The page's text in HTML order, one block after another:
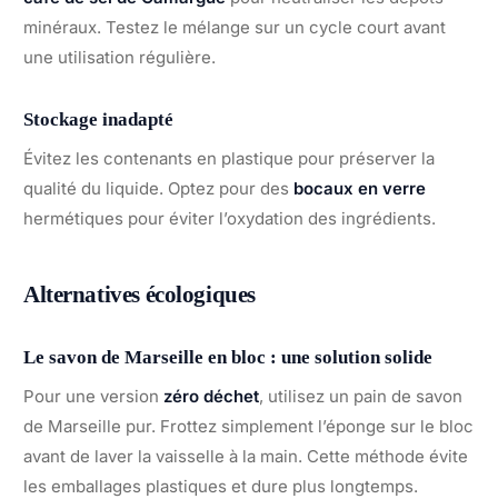
minéraux. Testez le mélange sur un cycle court avant
une utilisation régulière.
Stockage inadapté
Évitez les contenants en plastique pour préserver la
qualité du liquide. Optez pour des bocaux en verre
hermétiques pour éviter l’oxydation des ingrédients.
Alternatives écologiques
Le savon de Marseille en bloc : une solution solide
Pour une version zéro déchet, utilisez un pain de savon
de Marseille pur. Frottez simplement l’éponge sur le bloc
avant de laver la vaisselle à la main. Cette méthode évite
les emballages plastiques et dure plus longtemps.